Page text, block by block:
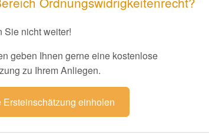
Sie nicht weiter!
geben Ihnen gerne eine kostenlose
zu Ihrem Anliegen.
Ersteinschätzung einholen